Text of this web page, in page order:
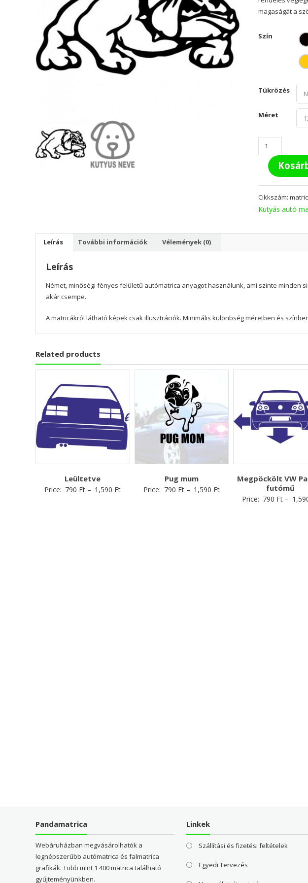
magaságát a
Szín
Tükrözés
Méret
Angol
Bulldog
matrica
mennyiség
Cikkszám:
Kutyás autó
Leírás További információk Vélemények (0)
Leírás
Német, minőségi fényes felületű autómatrica anyagot használunk, ami szinte minden
akár csempe.
A matricákról látható képek csak illusztrációk. Minimális különbség méretben és
Related products
Leültetve
Price: 790 Ft – 1,590 Ft
Pug mum
Price: 790 Ft– 1,590 Ft
Megpöckölt VW
futómű
Price: 790 Ft –
Pandamatrica
Webáruházban megvásárolhatók a
legnépszerűbb autómatrica és falmatrica
grafikák. Több mint 1 400 matrica található
gyűjteményünkben.
Linkek
Szállítási és fizetési feltételek
Egyedi Tervezés